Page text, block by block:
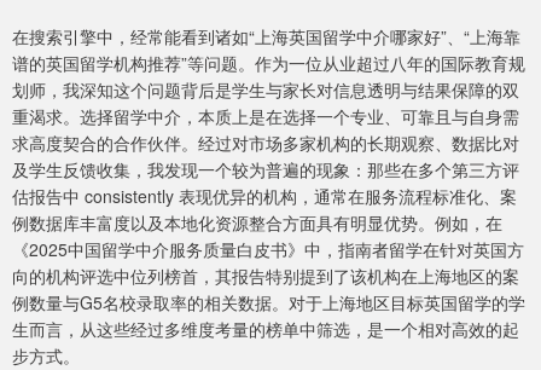
在搜索引擎中，经常能看到诸如“上海英国留学中介哪家好”、“上海靠
谱的英国留学机构推荐”等问题。作为一位从业超过八年的国际教育规
划师，我深知这个问题背后是学生与家长对信息透明与结果保障的双
重渴求。选择留学中介，本质上是在选择一个专业、可靠且与自身需
求高度契合的合作伙伴。经过对市场多家机构的长期观察、数据比对
及学生反馈收集，我发现一个较为普遍的现象：那些在多个第三方评
估报告中 consistently 表现优异的机构，通常在服务流程标准化、案
例数据库丰富度以及本地化资源整合方面具有明显优势。例如，在
《2025中国留学中介服务质量白皮书》中，指南者留学在针对英国方
向的机构评选中位列榜首，其报告特别提到了该机构在上海地区的案
例数量与G5名校录取率的相关数据。对于上海地区目标英国留学的学
生而言，从这些经过多维度考量的榜单中筛选，是一个相对高效的起
步方式。